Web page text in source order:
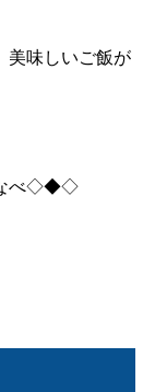
美味しいご飯が
べ◇◆◇